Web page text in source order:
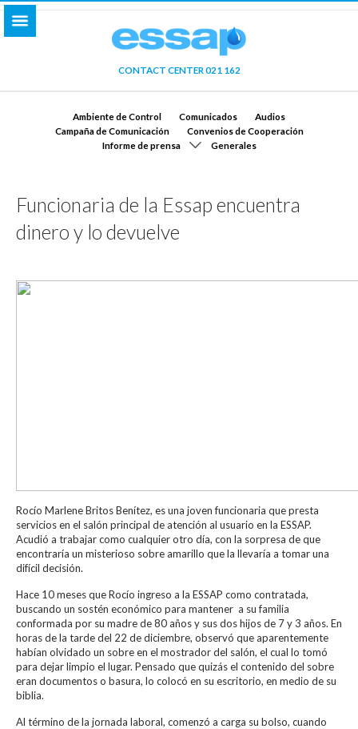
CONTACT CENTER 021 162
Ambiente de Control Comunicados
Audios
Campaña de Comunicación
Convenios de Cooperación
Informe de prensa
Generales
Funcionaria de la Essap encuentra
dinero y lo devuelve
Rocío Marlene Britos Benítez, es una joven funcionaria que presta
servicios en el salón principal de atención al usuario en la ESSAP.
Acudió a trabajar como cualquier otro día, con la sorpresa de que
encontraría un misterioso sobre amarillo que la llevaría a tomar una
difícil decisión.
Hace 10 meses que Rocío ingreso a la ESSAP como contratada,
buscando un sostén económico para mantener a su familia
conformada por su madre de 80 años y sus dos hijos de 7 y 3 años. En
horas de la tarde del 22 de diciembre, observó que aparentemente
habían olvidado un sobre en el mostrador del salón, el cual lo tomó
para dejar limpio el lugar. Pensado que quizás el contenido del sobre
eran documentos o basura, lo colocó en su escritorio, en medio de su
biblia.
Al término de la jornada laboral, comenzó a carga su bolso, cuando